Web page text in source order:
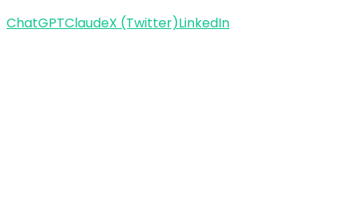
ChatGPTClaudeX (Twitter)LinkedIn